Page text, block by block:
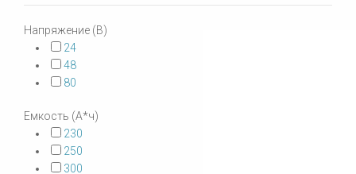
Напряжение (В)
24
48
80
Емкость (А*ч)
230
250
300